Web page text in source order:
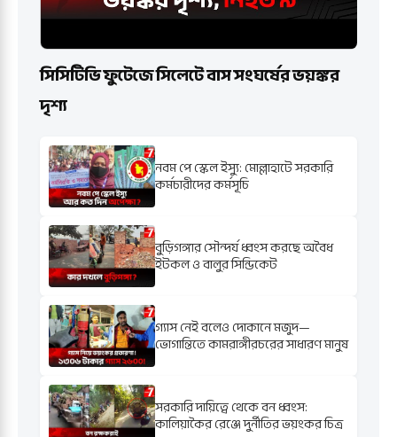
সিসিটিভি ফুটেজে সিলেটে বাস সংঘর্ষের ভয়ঙ্কর
দৃশ্য
নবম পে স্কেল ইস্যু: মোল্লাহাটে সরকারি
কর্মচারীদের কর্মসূচি
বুড়িগঙ্গার সৌন্দর্য ধ্বংস করছে অবৈধ
ইটকল ও বালুর সিন্ডিকেট
গ্যাস নেই বলেও দোকানে মজুদ—
ভোগান্তিতে কামরাঙ্গীরচরের সাধারণ মানুষ
সরকারি দায়িত্বে থেকে বন ধ্বংস:
কালিয়াকৈর রেঞ্জে দুর্নীতির ভয়ংকর চিত্র